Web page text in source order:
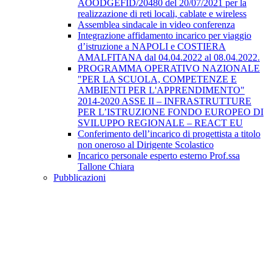
AOODGEFID/20480 del 20/07/2021 per la
realizzazione di reti locali, cablate e wireless
Assemblea sindacale in video conferenza
Integrazione affidamento incarico per viaggio
d’istruzione a NAPOLI e COSTIERA
AMALFITANA dal 04.04.2022 al 08.04.2022.
PROGRAMMA OPERATIVO NAZIONALE
"PER LA SCUOLA, COMPETENZE E
AMBIENTI PER L'APPRENDIMENTO"
2014-2020 ASSE II – INFRASTRUTTURE
PER L’ISTRUZIONE FONDO EUROPEO DI
SVILUPPO REGIONALE – REACT EU
Conferimento dell’incarico di progettista a titolo
non oneroso al Dirigente Scolastico
Incarico personale esperto esterno Prof.ssa
Tallone Chiara
Pubblicazioni